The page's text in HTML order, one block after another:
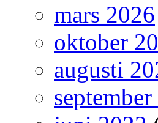
mars 2026
oktober
augusti